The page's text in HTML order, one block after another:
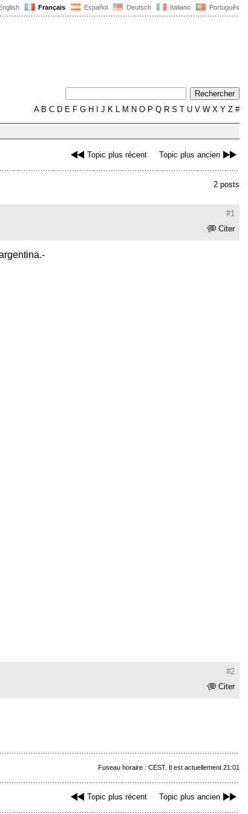
Français Español Deutsch Italiano Português
AB C D E F G H J K L M N O P Q R S T U V W X Y Z #
Topic plus récent Topic plus ancien
2 posts
#1
Citer
#2
Citer
Fuseau horaire : CEST. Il est actuellement 21:01
Topic plus récent Topic plus ancien